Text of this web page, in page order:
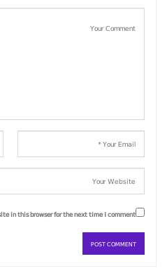
in this browser for the next time I comment.